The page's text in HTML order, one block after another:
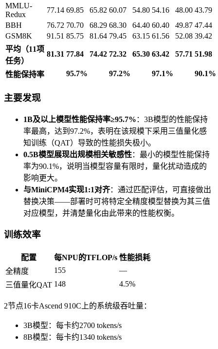
MMLU-
Redux
77.14 69.85 65.82 60.07 54.80 54.16 48.00 43.79
BBH
76.72 70.70 68.29 68.30 64.40 60.40 49.87 47.44
GSM8K
91.51 85.75 81.64 79.45 63.15 61.56 52.08 39.42
平均（11项
任务）
81.31 77.84 74.42 72.32 65.30 63.42 57.71 51.98
性能保持率 95.7% 97.2% 97.1% 90.1%
主要发现
1B及以上模型性能保持率≥95.7% ：3B模型的性能保持
率最高，达到97.2%，表明在该规模下采用三值量化感
知训练（QAT）导致的性能损失极小。
0.5B模型展现出规模相关敏感性：最小的模型性能保持
率为90.1%，说明当模型容量有限时，量化扰动造成的
影响更大。
与MiniCPM4实现1:1对齐：通过匹配评估，可直接做出
替换决策——部署时可将特定全精度模型替换为其三值
对应模型，并清楚量化由此带来的性能权衡。
训练效率
配置 每NPU的TFLOP/s 性能损耗
全精度
155
—
三值量化QAT 148 4.5%
2节点16卡Ascend 910C上的系统级吞吐量：
3B模型：每卡约2700 tokens/s
8B模型：每卡约1340 tokens/s